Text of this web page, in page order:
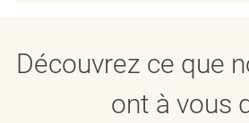
Découvrez ce que
ont à vous